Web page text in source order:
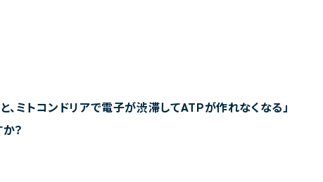
、ミトコンドリアで電子が渋滞してATPが作れなくなる」
？